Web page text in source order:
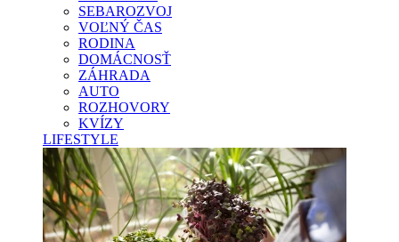
SEBAROZVOJ
VOĽNÝ ČAS
RODINA
DOMÁCNOSŤ
ZÁHRADA
AUTO
ROZHOVORY
KVÍZY
LIFESTYLE